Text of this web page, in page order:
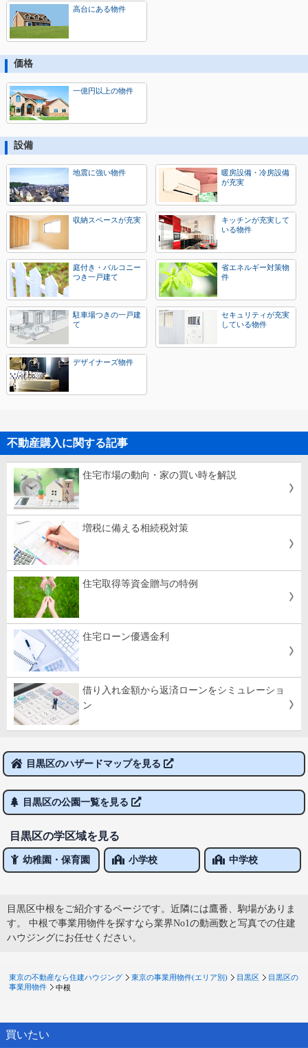
高台にある物件
価格
一億円以上の物件
設備
地震に強い物件
暖房設備・冷房設備
が充実
収納スペースが充実
キッチンが充実して
いる物件
庭付き・バルコニー
つき一戸建て
省エネルギー対策物
件
駐車場つきの一戸建
て
セキュリティが充実
している物件
デザイナーズ物件
不動産購入に関する記事
住宅市場の動向・家の買い時を解説
増税に備える相続税対策
住宅取得等資金贈与の特例
住宅ローン優遇金利
借り入れ金額から返済ローンをシミュレーショ
ン
目黒区のハザードマップを見る
目黒区の公園一覧を見る
目黒区の学区域を見る
幼稚園・保育園 小学校 中学校
目黒区中根をご紹介するページです。近隣には鷹番、駒場がありま
す。 中根で事業用物件を探すなら業界No1の動画数と写真での住建
ハウジングにお任せください。
東京の不動産なら住建ハウジング 東京の事業用物件(エリア別) 目黒区
目黒区の
事業用物件
中根
買いたい